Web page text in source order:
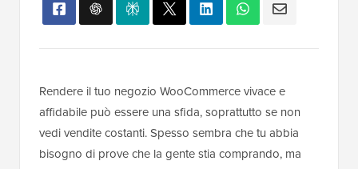
Rendere il tuo negozio WooCommerce vivace e
affidabile può essere una sfida, soprattutto se non
vedi vendite costanti. Spesso sembra che tu abbia
bisogno di prove che la gente stia comprando, ma